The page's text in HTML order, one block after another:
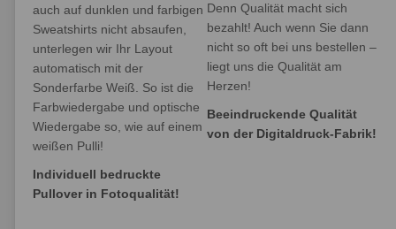
auch auf dunklen und farbigen
Sweatshirts nicht absaufen,
unterlegen wir Ihr Layout
automatisch mit der
Sonderfarbe Weiß. So ist die
Farbwiedergabe und optische
Wiedergabe so, wie auf einem
weißen Pulli!
Individuell bedruckte
Pullover in Fotoqualität!
Denn Qualität macht sich
bezahlt! Auch wenn Sie dann
nicht so oft bei uns bestellen –
liegt uns die Qualität am
Herzen!
Beeindruckende Qualität
von der Digitaldruck-Fabrik!